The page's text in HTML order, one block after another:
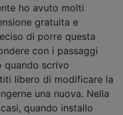
ho avuto molti
gratuita e
di porre questa
con i passaggi
quando scrivo
libero di modificare la
una nuova. Nella
quando installo